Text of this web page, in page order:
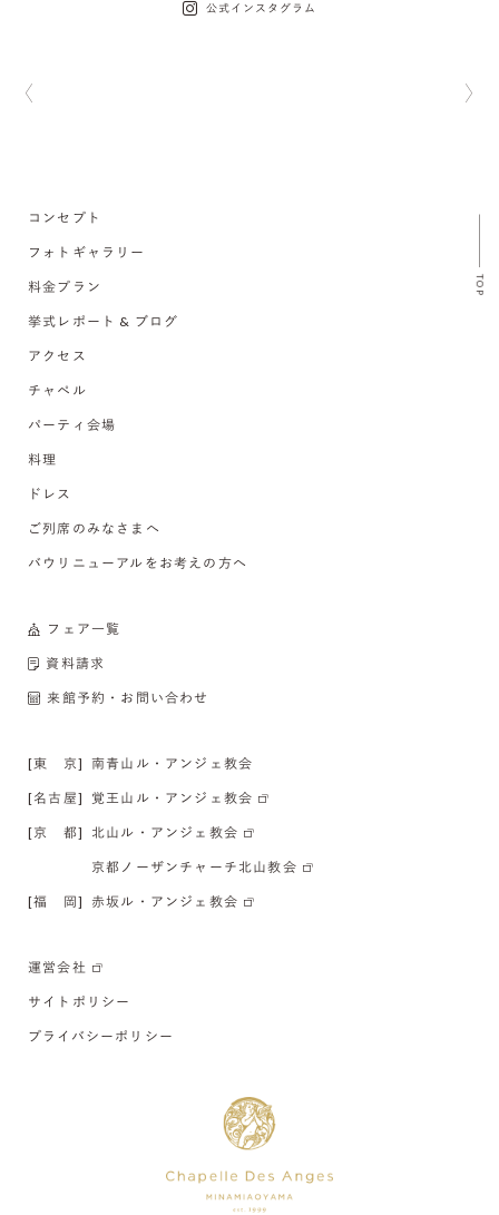
公式インスタグラム
TOP
コンセプト
フォトギャラリー
料金プラン
挙式レポート & ブログ
アクセス
チャペル
パーティ会場
料理
ドレス
ご列席のみなさまへ
バウリニューアルをお考えの方へ
フェア一覧
資料請求
来館予約・お問い合わせ
[東 京] 南青山ル・アンジェ教会
[名古屋] 覚王山ル・アンジェ教会
[京 都] 北山ル・アンジェ教会
京都ノーザンチャーチ北山教会
[福 岡] 赤坂ル・アンジェ教会
運営会社
サイトポリシー
プライバシーポリシー